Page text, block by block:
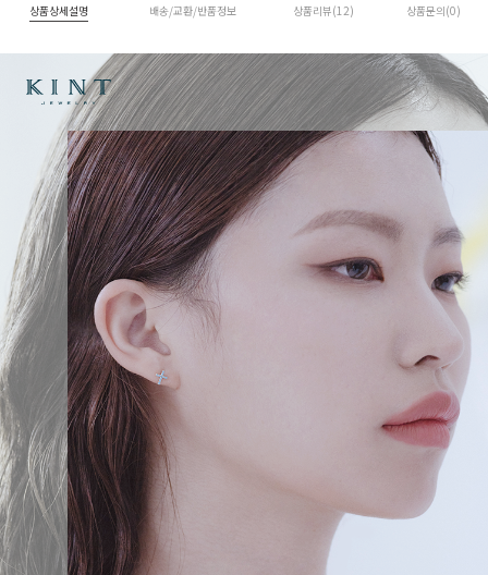
상품상세설명 배송/교환/반품정보 상품리뷰(12) 상품문의(0)